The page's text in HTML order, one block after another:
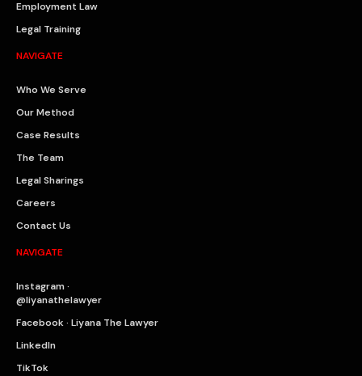
Employment Law
Legal Training
NAVIGATE
Who We Serve
Our Method
Case Results
The Team
Legal Sharings
Careers
Contact Us
NAVIGATE
Instagram ·
@liyanathelawyer
Facebook · Liyana The Lawyer
LinkedIn
TikTok